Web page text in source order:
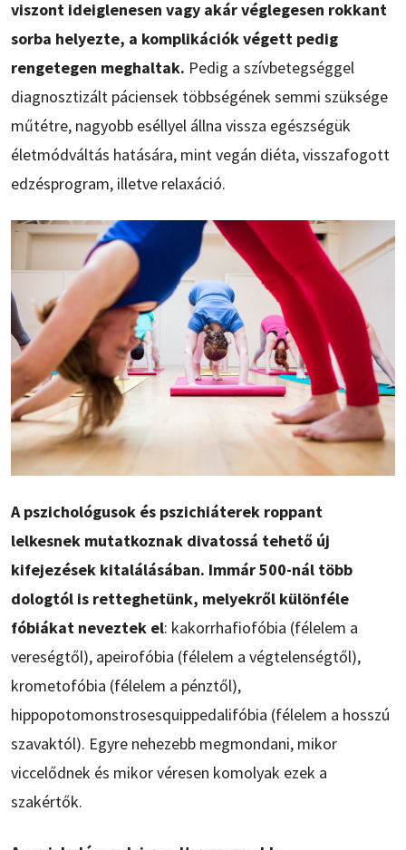
viszont ideiglenesen vagy akár véglegesen rokkant
sorba helyezte, a komplikációk végett pedig
rengetegen meghaltak. Pedig a szívbetegséggel
diagnosztizált páciensek többségének semmi szüksége
műtétre, nagyobb eséllyel állna vissza egészségük
életmódváltás hatására, mint vegán diéta, visszafogott
edzésprogram, illetve relaxáció.
A pszichológusok és pszichiáterek roppant
lelkesnek mutatkoznak divatossá tehető új
kifejezések kitalálásában. Immár 500-nál több
dologtól is retteghetünk, melyekről különféle
fóbiákat neveztek el: kakorrhafiofóbia (félelem a
vereségtől), apeirofóbia (félelem a végtelenségtől),
krometofóbia (félelem a pénztől),
hippopotomonstrosesquippedalifóbia (félelem a hosszú
szavaktól). Egyre nehezebb megmondani, mikor
viccelődnek és mikor véresen komolyak ezek a
szakértők.